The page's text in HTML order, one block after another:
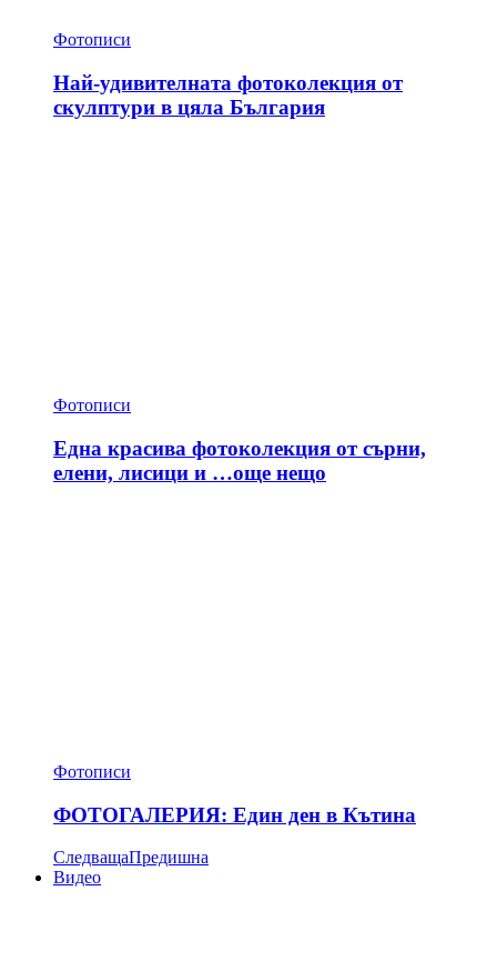
Фотописи
Най-удивителната фотоколекция от
скулптури в цяла България
Фотописи
Една красива фотоколекция от сърни,
елени, лисици и …още нещо
Фотописи
ФОТОГАЛЕРИЯ: Един ден в Кътина
СледващаПредишна
Видео